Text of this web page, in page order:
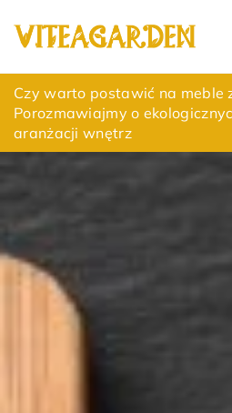
Jak czarne grzejniki
odmienić wygląd Twojej
Czy warto postawić na meble
Porozmawiajmy o
aranżacji wnętrz
Jak wybrać idealne miejsce w
relaksującą przestrzeń do